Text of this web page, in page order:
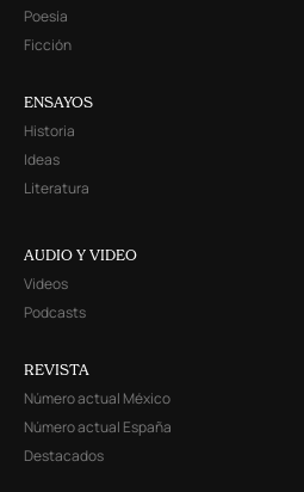
Poesía
Ficción
ENSAYOS
Historia
Ideas
Literatura
AUDIO Y VIDEO
Videos
Podcasts
REVISTA
Número actual México
Número actual España
Destacados